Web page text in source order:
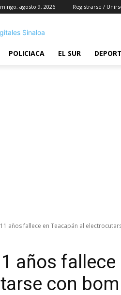
agosto 9, 2026 Registrarse /
POLICIACA EL SUR
años fallece en Teacapán al
años fallece
con